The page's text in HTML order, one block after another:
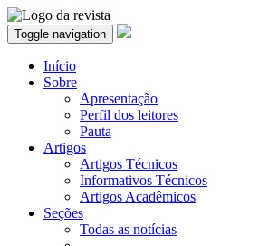
Toggle navigation
Início
Sobre
Apresentação
Perfil dos leitores
Pauta
Artigos
Artigos Técnicos
Informativos Técnicos
Artigos Acadêmicos
Seções
Todas as notícias